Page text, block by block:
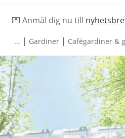
💌 Anmäl dig nu till
... | Gardiner | Cafégardiner &